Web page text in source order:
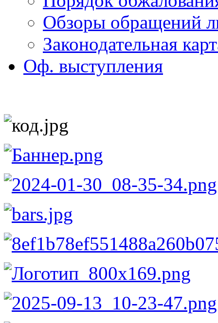
Обзоры обращений
Законодательная
Оф. выступления